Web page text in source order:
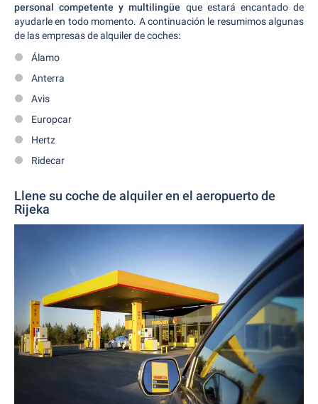
personal competente y multilingüe que estará encantado de
ayudarle en todo momento. A continuación le resumimos algunas
de las empresas de alquiler de coches:
Álamo
Anterra
Avis
Europcar
Hertz
Ridecar
Llene su coche de alquiler en el aeropuerto de
Rijeka